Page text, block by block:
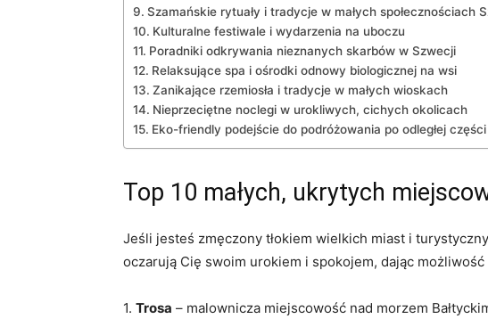
Szamańskie rytuały i tradycje w małych społecznościach
Kulturalne festiwale i wydarzenia na uboczu
Poradniki odkrywania nieznanych skarbów w Szwecji
Relaksujące spa i ośrodki odnowy biologicznej na wsi
Zanikające rzemiosła i tradycje w małych wioskach
Nieprzeciętne noclegi w urokliwych, cichych okolicach
Eko-friendly podejście do podróżowania po odległej
Top 10 małych, ukrytych
Jeśli jesteś zmęczony tłokiem wielkich miast i
oczarują Cię swoim urokiem i spokojem, dając możliwość
1. Trosa – malownicza miejscowość nad morzem